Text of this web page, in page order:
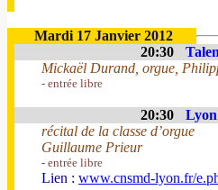
Mardi 17 Janvier 2012
20:30
Mickaël Durand, orgue,
- entrée libre
20:30
récital de la classe d’orgue
Guillaume Prieur
- entrée libre
Lien : www.cnsmd-lyon.fr/